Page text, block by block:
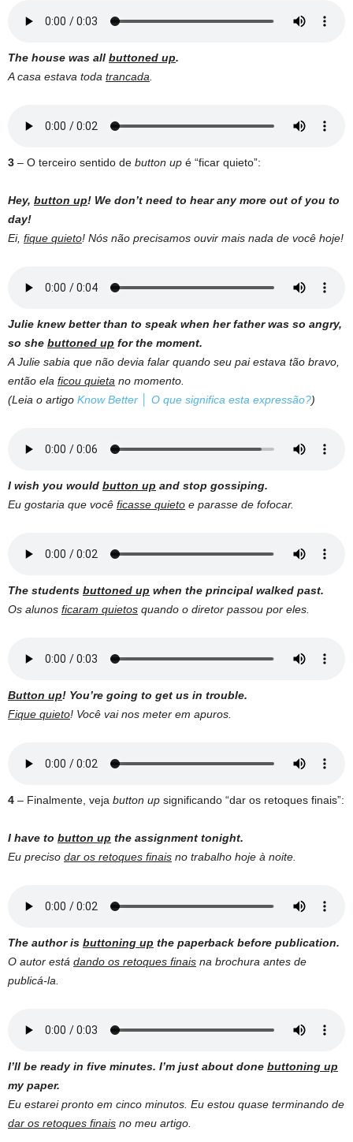
The house was all buttoned up.
A casa estava toda trancada
3 – O terceiro sentido de button up é “ficar quieto”:
Hey, button up! We don’t need to hear any more out of you to
day!
Ei, fique quieto! Nós não precisamos ouvir mais nada de você hoje!
Julie knew better than to speak when her father was so angry,
so she buttoned up for the moment.
A Julie sabia que não devia falar quando seu pai estava tão bravo,
então ela ficou quieta no momento.
(Leia o artigo Know Better │ O que significa esta expressão?)
I wish you would button up and stop gossiping.
Eu gostaria que você ficasse quieto e parasse de fofocar.
The students buttoned up when the principal walked past.
Os alunos ficaram quietos quando o diretor passou por eles.
Button up! You’re going to get us in trouble.
Fique quieto! Você vai nos meter em apuros.
4 – Finalmente, veja button up significando “dar os retoques finais”:
I have to button up the assignment tonight.
Eu preciso dar os retoques finais no trabalho hoje à noite.
The author is buttoning up the paperback before publication.
O autor está dando os retoques finais na brochura antes de
publicá-la.
I’ll be ready in five minutes. I’m just about done buttoning up
my paper.
Eu estarei pronto em cinco minutos. Eu estou quase terminando de
dar os retoques finais no meu artigo.